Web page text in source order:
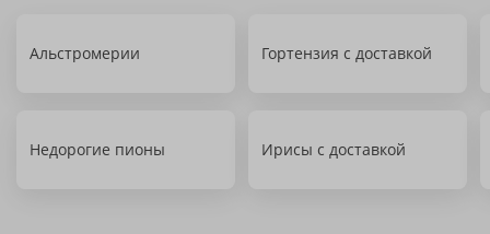
Альстромерии Гортензия с доставкой
Недорогие пионы Ирисы с доставкой